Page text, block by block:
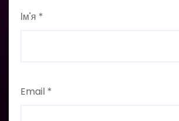
Ім'я *
Email *